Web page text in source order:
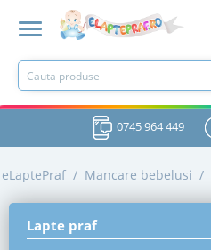
0745 964 449
eLaptePraf / Mancare bebelusi /
Lapte praf